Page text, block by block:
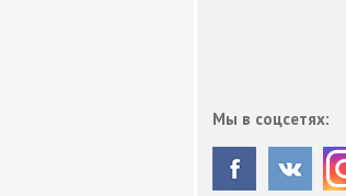
Мы в соцсетях: